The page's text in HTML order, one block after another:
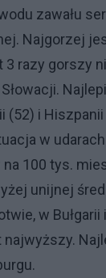
zawału
Najgorzej
razy gorszy
(52) i
w
100 tys.
unijnej
w Bułgarii